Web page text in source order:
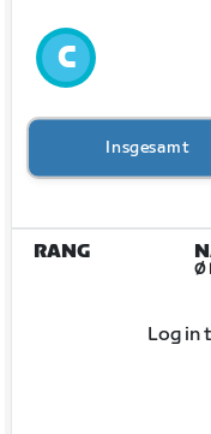
Insgesamt
RANG
Ø
Log in